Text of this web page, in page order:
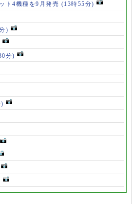
ト4機種を9月発売 (13時55分)
)
分)